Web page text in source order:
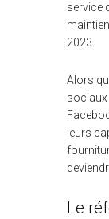
service
2023.
Alors
sociaux
leurs
Le